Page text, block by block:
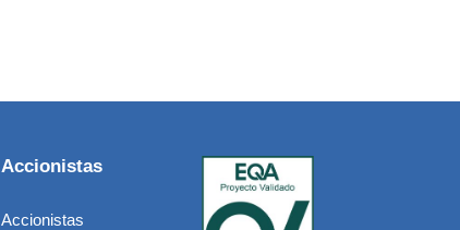
Accionistas
Accionistas